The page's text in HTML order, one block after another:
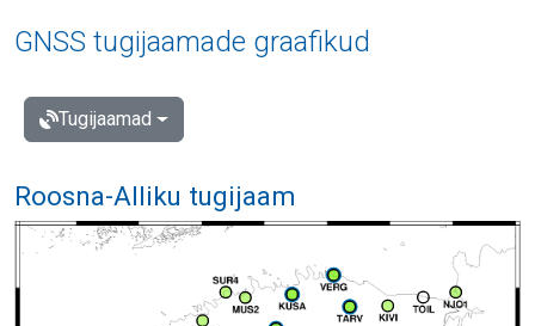
GNSS tugijaamade graafikud
Tugijaamad
Roosna-Alliku tugijaam